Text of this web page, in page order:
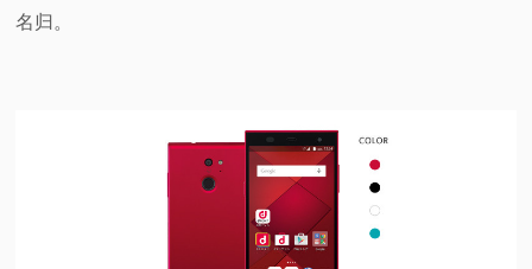
名归。